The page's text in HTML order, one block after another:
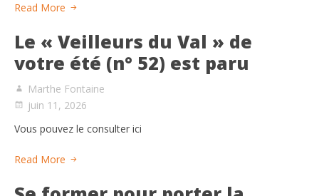
Read More
Le « Veilleurs du Val » de
votre été (n° 52) est paru
Marthe Fontaine
juin 11, 2026
Vous pouvez le consulter ici
Read More